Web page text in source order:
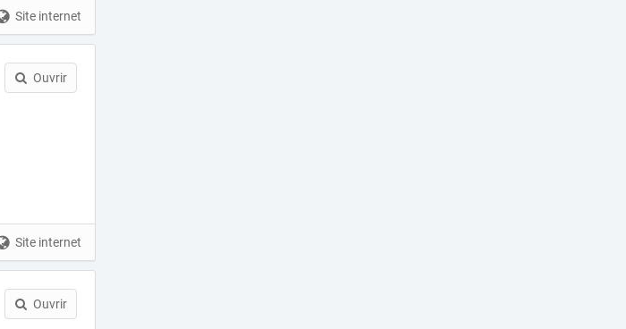
Site internet
Ouvrir
Site internet
Ouvrir